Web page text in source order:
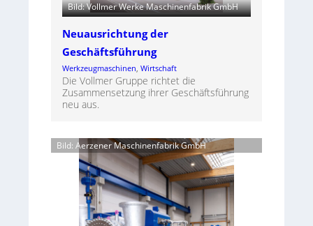
Bild: Vollmer Werke Maschinenfabrik GmbH
Neuausrichtung der
Geschäftsführung
Werkzeugmaschinen, Wirtschaft
Die Vollmer Gruppe richtet die
Zusammensetzung ihrer Geschäftsführung
neu aus.
Bild: Aerzener Maschinenfabrik GmbH